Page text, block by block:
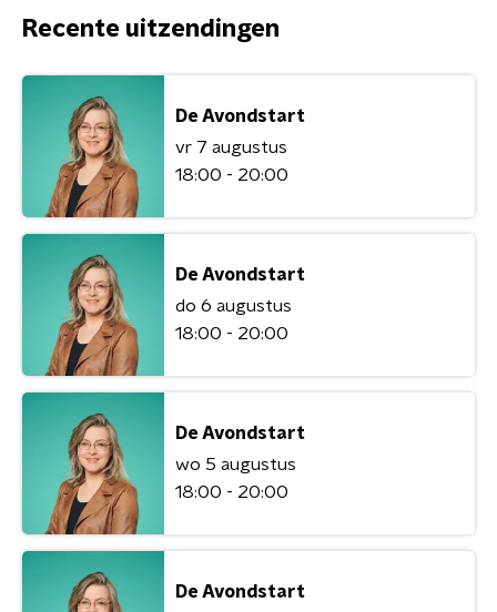
Recente uitzendingen
De Avondstart
vr 7 augustus
18:00 - 20:00
De Avondstart
do 6 augustus
18:00 - 20:00
De Avondstart
wo 5 augustus
18:00 - 20:00
De Avondstart